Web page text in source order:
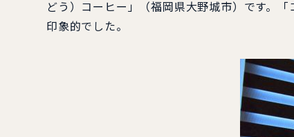
どう）コーヒー」（福岡県大野城市）です。
印象的でした。